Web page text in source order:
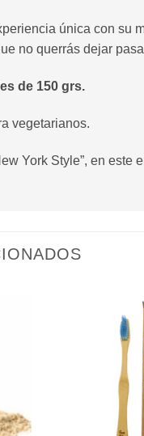
única con su
no querrás dejar
de 150 grs.
vegetarianos.
York Style”, en